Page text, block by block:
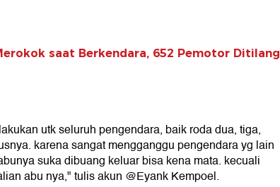
saat Berkendara, 652 Pemotor Ditilang
utk seluruh pengendara, baik roda dua, tiga,
karena sangat mengganggu pengendara yg lain
suka dibuang keluar bisa kena mata. kecuali
abu nya," tulis akun @Eyank Kempoel.